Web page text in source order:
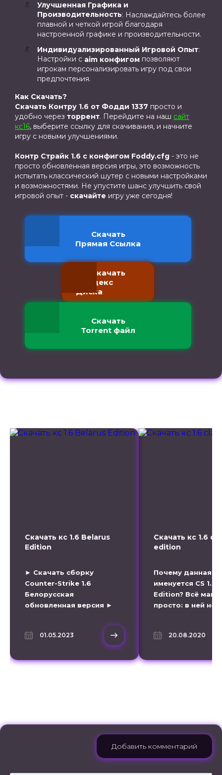
Улучшенная Графика и
Производительность: Наслаждайтесь более
плавной и четкой игрой благодаря
настроенной графике и производительности.
Индивидуализированный Игровой Опыт:
Настройки с aim конфигом позволяют
игрокам персонализировать игру под свои
предпочтения.
Как Скачать?
Скачать Контру 1.6 от Фодди 1337 просто и
удобно через торрент. Перейдите на наш сайт
кс16, выберите ссылку для скачивания, и начните
игру с новыми улучшениями.
Контр Страйк 1.6 с конфигом Foddy.cfg - это не
просто обновленная версия игры, это возможность
испытать классический шутер с новыми настройками
и возможностями. Не упустите шанс улучшить свой
игровой опыт - скачайте игру уже сегодня!
Скачать
Прямая Ссылка
Скачать
с Яндекс
Диска
Скачать
Torrent файл
Скачать кс 1.6 Belarus
Edition
► Скачать сборку
Counter-Strike 1.6
Белорусская
обновленная версия ►
белорусскими серверами
скачивайте торрент
01.05.2023
Скачать кс 1.6
edition
Почему данная
именуется CS 1.6
Edition? Всё
просто: в ней
контента, даже
без изменений.
20.08.2020
Добавить комментарий